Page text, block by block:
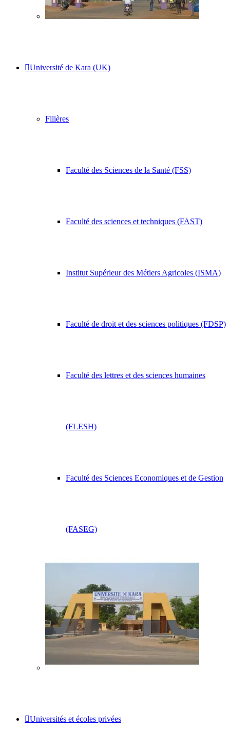
Université de Kara (UK)
Filières
Faculté des Sciences de la Santé (FSS)
Faculté des sciences et techniques (FAST)
Institut Supérieur des Métiers Agricoles (ISMA)
Faculté de droit et des sciences politiques (FDSP)
Faculté des lettres et des sciences humaines
(FLESH)
Faculté des Sciences Economiques et de Gestion
(FASEG)
Universités et écoles privées